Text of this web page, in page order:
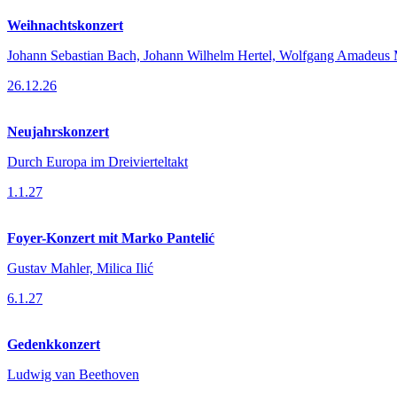
Weihnachtskonzert
Johann Sebastian Bach, Johann Wilhelm Hertel, Wolfgang Amadeus
26.12.26
Neujahrskonzert
Durch Europa im Dreivierteltakt
1.1.27
Foyer-Konzert mit Marko Pantelić
Gustav Mahler, Milica Ilić
6.1.27
Gedenkkonzert
Ludwig van Beethoven